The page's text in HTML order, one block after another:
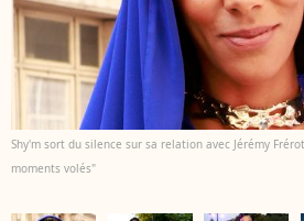
Shy'm sort du silence sur sa relation avec Jérémy
moments volés"